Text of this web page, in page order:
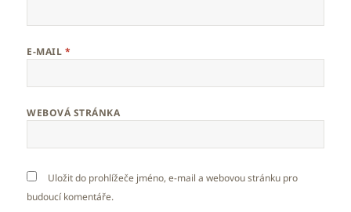
E-MAIL *
WEBOVÁ STRÁNKA
Uložit do prohlížeče jméno, e-mail a webovou stránku pro
budoucí komentáře.